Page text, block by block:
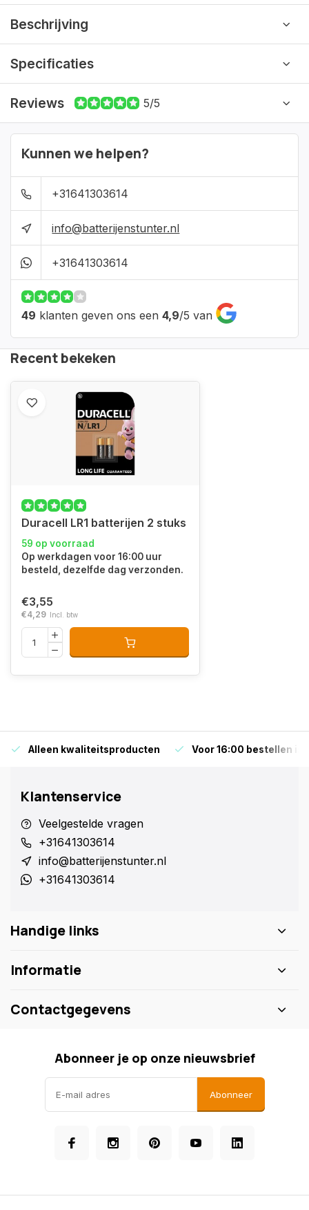
Beschrijving
Specificaties
Reviews 5/5
Kunnen we helpen?
+31641303614
info@batterijenstunter.nl
+31641303614
49 klanten geven ons een 4,9/5 van
Recent bekeken
Duracell LR1 batterijen 2 stuks
59 op voorraad
Op werkdagen voor 16:00 uur
besteld, dezelfde dag verzonden.
€3,55
€4,29 Incl. btw
Alleen kwaliteitsproducten Voor 16:00 bestellen is
Klantenservice
Veelgestelde vragen
+31641303614
info@batterijenstunter.nl
+31641303614
Handige links
Informatie
Contactgegevens
Abonneer je op onze nieuwsbrief
Abonneer